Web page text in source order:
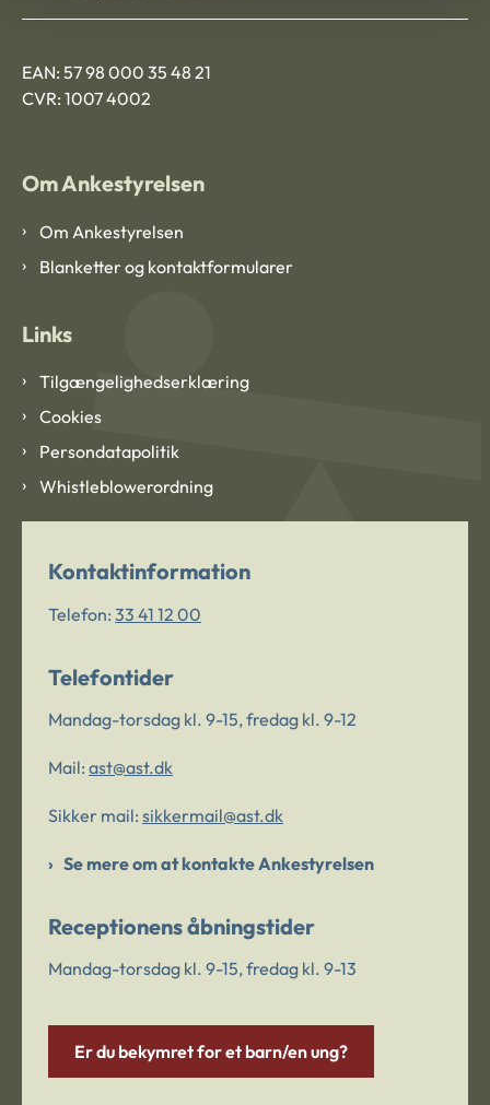
EAN: 57 98 000 35 48 21
CVR: 1007 4002
Om Ankestyrelsen
Om Ankestyrelsen
Blanketter og kontaktformularer
Links
Tilgængelighedserklæring
Cookies
Persondatapolitik
Whistleblowerordning
Kontaktinformation
Telefon: 33 41 12 00
Telefontider
Mandag-torsdag kl. 9-15, fredag kl. 9-12
Mail: ast@ast.dk
Sikker mail: sikkermail@ast.dk
Se mere om at kontakte Ankestyrelsen
Receptionens åbningstider
Mandag-torsdag kl. 9-15, fredag kl. 9-13
Er du bekymret for et barn/en ung?